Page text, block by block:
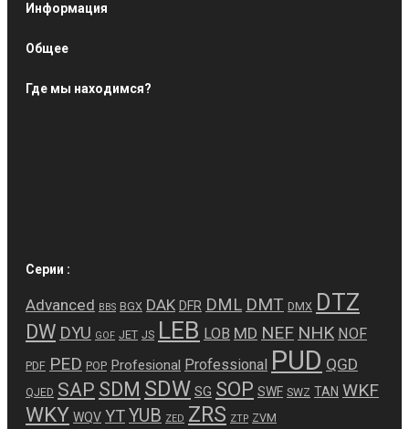
Информация
Общее
Где мы находимся?
Серии :
Advanced BBS BGX DAK DFR DML DMT DMX DTZ
DW DYU GOF JET JS LEB LOB MD NEF NHK NOF
PDF PED POP Profesional Professional PUD QGD
QJED SAP SDM SDW SG SOP SWF SWZ TAN WKF
WKY WQV YTYUB ZED ZRS ZTP ZVM